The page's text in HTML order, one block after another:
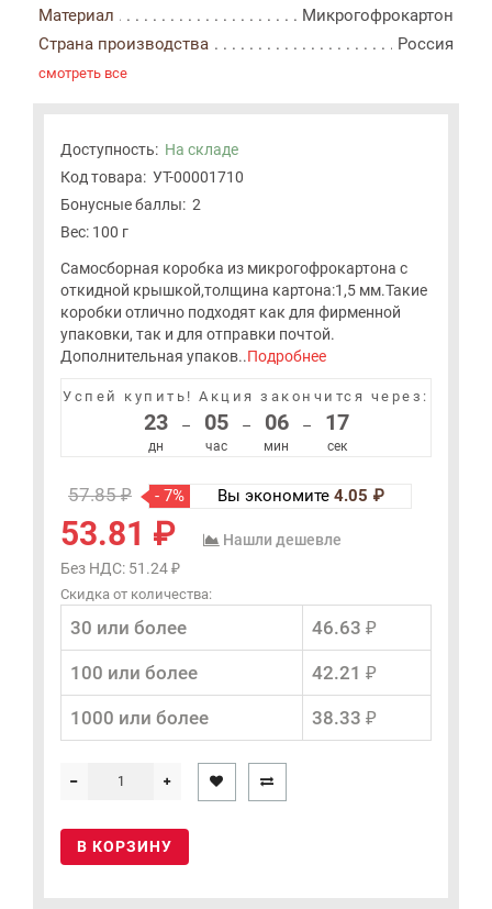
Материал
Микрогофрокартон
Страна производства
Россия
смотреть все
Доступность: На складе
Код товара: УТ-00001710
Бонусные баллы: 2
Вес: 100 г
Самосборная коробка из микрогофрокартона с
откидной крышкой,толщина картона:1,5 мм.Такие
коробки отлично подходят как для фирменной
упаковки, так и для отправки почтой.
Дополнительная упаков..Подробнее
Успей купить!Акция закончится через:
23
дн
– 05
час
– 06
мин
– 16
сек
57.85 ₽ - 7% Вы экономите 4.05 ₽
53.81 ₽
Нашли дешевле
Без НДС: 51.24 ₽
Скидка от количества:
30 или более 46.63 ₽
100 или более 42.21 ₽
1000 или более 38.33 ₽
В КОРЗИНУ